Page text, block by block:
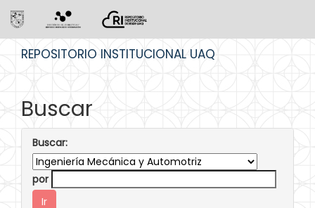
REPOSITORIO INSTITUCIONAL UAQ
Buscar
Buscar:
por